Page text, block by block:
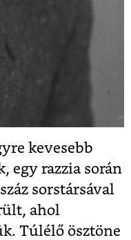
kevesebb
egy razzia során
sorstársával
ahol
Túlélő ösztöne